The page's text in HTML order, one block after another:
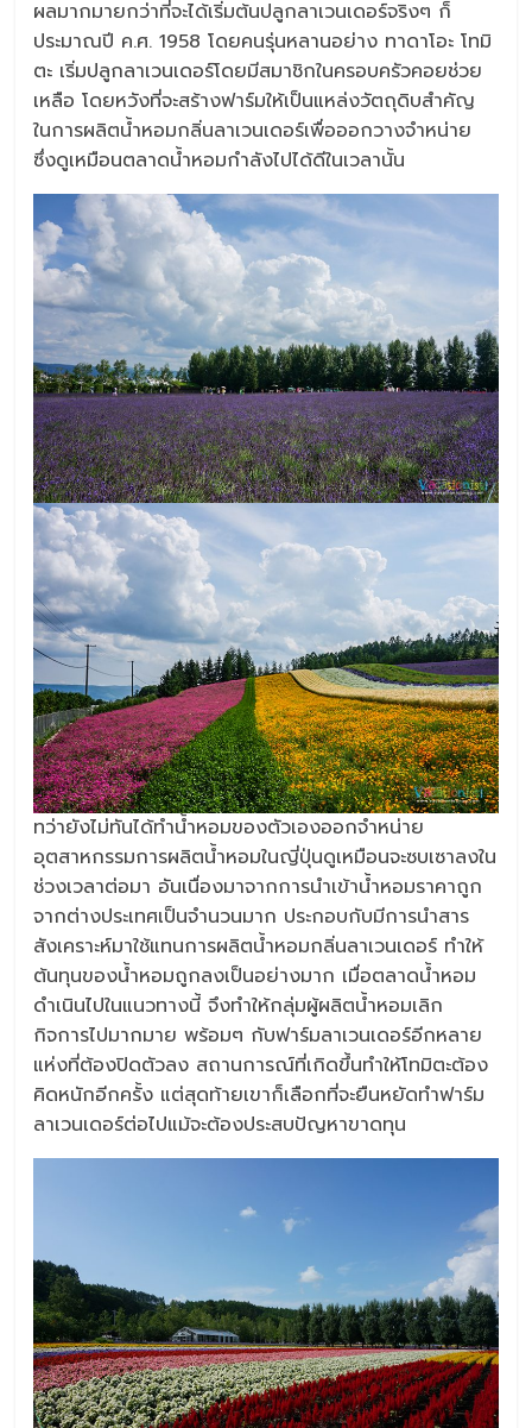
ผลมากมายกว่าที่จะได้เริ่มต้นปลูกลาเวนเดอร์จริงๆ ก็
ประมาณปี ค.ศ. 1958 โดยคนรุ่นหลานอย่าง ทาดาโอะ โทมิ
ตะ เริ่มปลูกลาเวนเดอร์โดยมีสมาชิกในครอบครัวคอยช่วย
เหลือ โดยหวังที่จะสร้างฟาร์มให้เป็นแหล่งวัตถุดิบสำคัญ
ในการผลิตน้ำหอมกลิ่นลาเวนเดอร์เพื่อออกวางจำหน่าย
ซึ่งดูเหมือนตลาดน้ำหอมกำลังไปได้ดีในเวลานั้น
ทว่ายังไม่ทันได้ทำน้ำหอมของตัวเองออกจำหน่าย
อุตสาหกรรมการผลิตน้ำหอมในญี่ปุ่นดูเหมือนจะซบเซาลงใน
ช่วงเวลาต่อมา อันเนื่องมาจากการนำเข้าน้ำหอมราคาถูก
จากต่างประเทศเป็นจำนวนมาก ประกอบกับมีการนำสาร
สังเคราะห์มาใช้แทนการผลิตน้ำหอมกลิ่นลาเวนเดอร์ ทำให้
ต้นทุนของน้ำหอมถูกลงเป็นอย่างมาก เมื่อตลาดน้ำหอม
ดำเนินไปในแนวทางนี้ จึงทำให้กลุ่มผู้ผลิตน้ำหอมเลิก
กิจการไปมากมาย พร้อมๆ กับฟาร์มลาเวนเดอร์อีกหลาย
แห่งที่ต้องปิดตัวลง สถานการณ์ที่เกิดขึ้นทำให้โทมิตะต้อง
คิดหนักอีกครั้ง แต่สุดท้ายเขาก็เลือกที่จะยืนหยัดทำฟาร์ม
ลาเวนเดอร์ต่อไปแม้จะต้องประสบปัญหาขาดทุน